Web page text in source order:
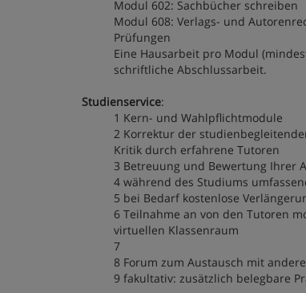
Modul 602: Sachbücher schreiben
Modul 608: Verlags- und
Prüfungen
Eine Hausarbeit pro Modul
schriftliche Abschlussarbeit.
Studienservice:
1 Kern- und Wahlpflichtmodule
2 Korrektur der
Kritik durch erfahrene Tutoren
3 Betreuung und Bewertung Ihrer
4 während des Studiums
5 bei Bedarf kostenlose
6 Teilnahme an von den Tutoren
virtuellen Klassenraum
7
8 Forum zum Austausch mit
9 fakultativ: zusätzlich belegbare